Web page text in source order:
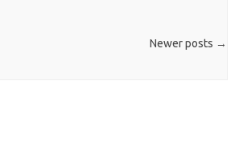
Newer posts →